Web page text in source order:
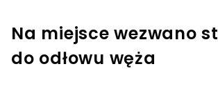
Na miejsce wezwano
do odłowu węża